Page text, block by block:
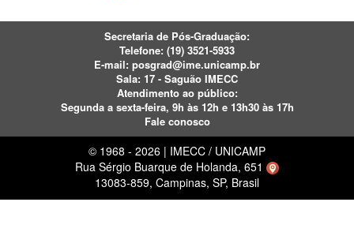
Secretaria de Pós-Graduação:
Telefone: (19) 3521-5933
E-mail: posgrad@ime.unicamp.br
Sala: 17 - Saguão IMECC
Atendimento ao público:
Segunda a sexta-feira, 9h às 12h e 13h30 às 17h
Fale conosco
© 1968 - 2026 | IMECC / UNICAMP
Rua Sérgio Buarque de Holanda, 651
13083-859, Campinas, SP, Brasil